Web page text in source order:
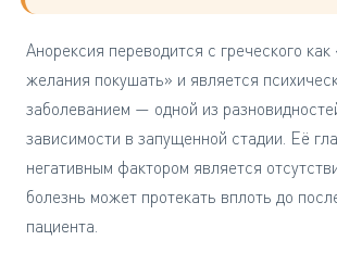
Анорексия переводится с греческого как
желания покушать» и является
заболеванием — одной из
зависимости в запущенной стадии. Её
негативным фактором является
болезнь может протекать вплоть до
пациента.